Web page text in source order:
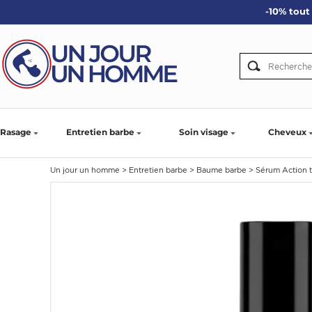
-10%
Rasage Entretien barbe Soin visage Cheveux
Un jour un homme > Entretien barbe > Baume barbe > Sérum Action